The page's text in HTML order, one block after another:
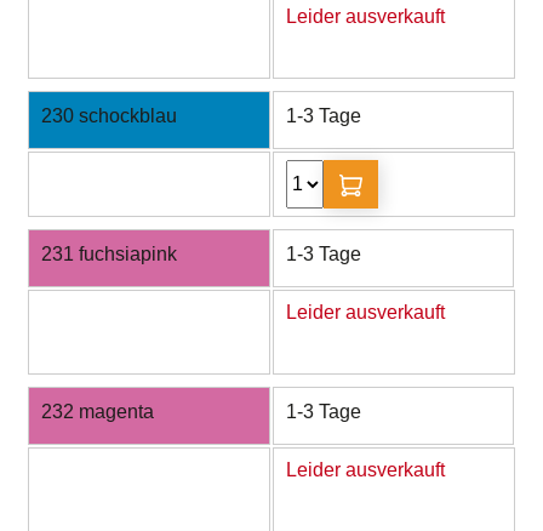
Leider ausverkauft
230 schockblau 1-3 Tage
231 fuchsiapink 1-3 Tage
Leider ausverkauft
232 magenta 1-3 Tage
Leider ausverkauft